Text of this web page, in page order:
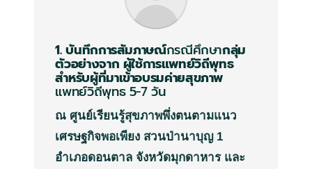
1. บันทึกการสัมภาษณ์กรณีศึกษากลุ่ม
ตัวอย่างจาก ผู้ใช้การแพทย์วิถีพุทธ
สำหรับผู้ที่มาเข้าอบรมค่ายสุขภาพ
แพทย์วิถีพุทธ5-7วัน
ณ ศูนย์เรียนรู้สุขภาพพึ่งตนตามแนว
เศรษฐกิจพอเพียง สวนป่านาบุญ 1
อำเภอดอนตาล จังหวัดมุกดาหาร และ